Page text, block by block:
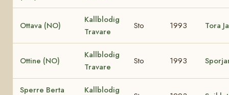
Ottava (NO)
Kallblodig
Travare
Sto 1993 Tora
Ottine (NO)
Kallblodig
Travare
Sto 1993
Sperre Berta Kallblodig